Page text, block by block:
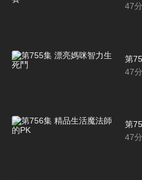
47
第
47
第
47